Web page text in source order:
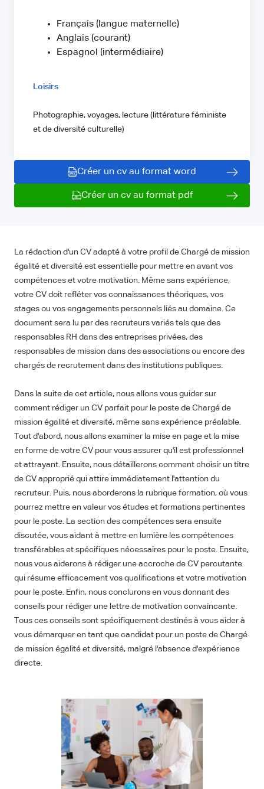
Français (langue maternelle)
Anglais (courant)
Espagnol (intermédiaire)
Loisirs
Photographie, voyages, lecture (littérature féministe
et de diversité culturelle)
Créer un cv au format word
Créer un cv au format pdf
La rédaction d'un CV adapté à votre profil de Chargé de mission
égalité et diversité est essentielle pour mettre en avant vos
compétences et votre motivation. Même sans expérience,
votre CV doit refléter vos connaissances théoriques, vos
stages ou vos engagements personnels liés au domaine. Ce
document sera lu par des recruteurs variés tels que des
responsables RH dans des entreprises privées, des
responsables de mission dans des associations ou encore des
chargés de recrutement dans des institutions publiques.
Dans la suite de cet article, nous allons vous guider sur
comment rédiger un CV parfait pour le poste de Chargé de
mission égalité et diversité, même sans expérience préalable.
Tout d'abord, nous allons examiner la mise en page et la mise
en forme de votre CV pour vous assurer qu'il est professionnel
et attrayant. Ensuite, nous détaillerons comment choisir un titre
de CV approprié qui attire immédiatement l'attention du
recruteur. Puis, nous aborderons la rubrique formation, où vous
pourrez mettre en valeur vos études et formations pertinentes
pour le poste. La section des compétences sera ensuite
discutée, vous aidant à mettre en lumière les compétences
transférables et spécifiques nécessaires pour le poste. Ensuite,
nous vous aiderons à rédiger une accroche de CV percutante
qui résume efficacement vos qualifications et votre motivation
pour le poste. Enfin, nous conclurons en vous donnant des
conseils pour rédiger une lettre de motivation convaincante.
Tous ces conseils sont spécifiquement destinés à vous aider à
vous démarquer en tant que candidat pour un poste de Chargé
de mission égalité et diversité, malgré l'absence d'expérience
directe.